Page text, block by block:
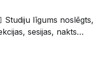
sesijas, nakts
kā iepazīt savu jauno